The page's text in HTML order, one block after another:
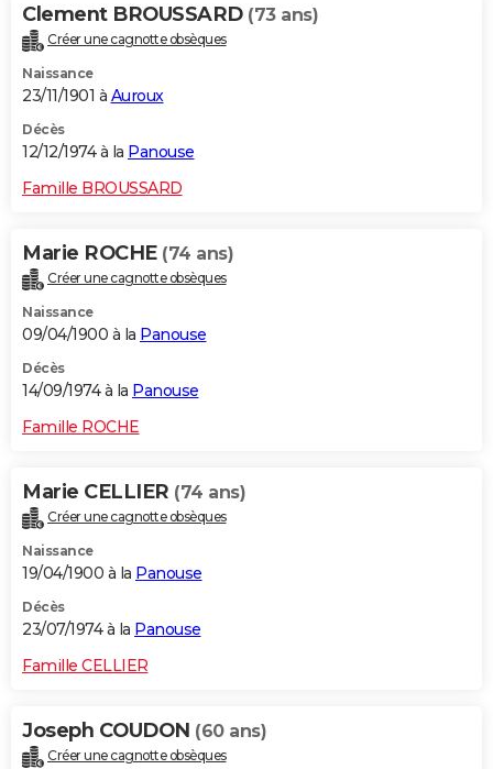
Clement BROUSSARD (73 ans)
Créer une cagnotte obsèques
Naissance
23/11/1901 à Auroux
Décès
12/12/1974 à la Panouse
Famille BROUSSARD
Marie ROCHE (74 ans)
Créer une cagnotte obsèques
Naissance
09/04/1900 à la Panouse
Décès
14/09/1974 à la Panouse
Famille ROCHE
Marie CELLIER (74 ans)
Créer une cagnotte obsèques
Naissance
19/04/1900 à la Panouse
Décès
23/07/1974 à la Panouse
Famille CELLIER
Joseph COUDON (60 ans)
Créer une cagnotte obsèques